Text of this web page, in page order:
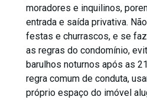
moradores e inquilinos,
entrada e saída privativa.
festas e churrascos, e se
as regras do condomínio,
barulhos noturnos após as
regra comum de conduta,
próprio espaço do imóvel